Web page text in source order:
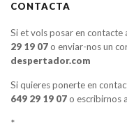
CONTACTA
Si et vols posar en
29 19 07o enviar-nos un
despertador.com
Si quieres ponerte en
649 29 19 07o escribirnos a
*